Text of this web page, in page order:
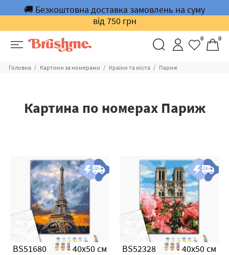
🚚 Безкоштовна доставка замовлень на суму
від 750 грн
0 0
Головна Картини за номерами Країни та міста Париж
Картина по номерах Париж
BS51680 40x50 см BS52328 40x50 см